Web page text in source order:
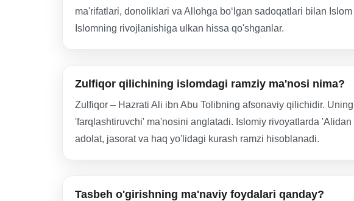
ma'rifatlari, donoliklari va Allohga bo‘lgan sadoqatlari bilan
Islomning rivojlanishiga ulkan hissa qo'shganlar.
Zulfiqor qilichining islomdagi ramziy ma'nosi nima?
Zulfiqor – Hazrati Ali ibn Abu Tolibning afsonaviy qilichidir.
'farqlashtiruvchi' ma'nosini anglatadi. Islomiy rivoyatlarda
adolat, jasorat va haq yo'lidagi kurash ramzi hisoblanadi.
Tasbeh o'girishning ma'naviy foydalari qanday?